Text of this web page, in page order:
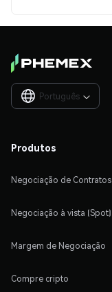
Português 
Produtos
Negociação de Contratos
Negociação à vista (Spot)
Margem de Negociação
Compre cripto